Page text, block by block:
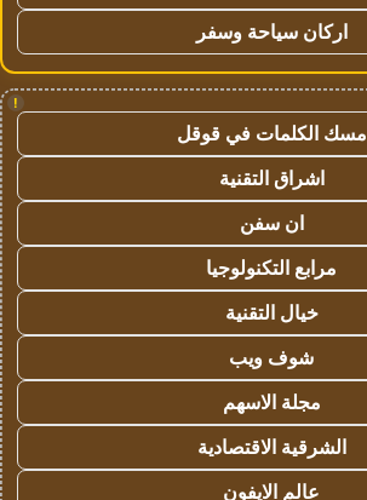
اركان سياحة وسفر
!
مسك الكلمات في قوقل
اشراق التقنية
ان سفن
مرابع التكنولوجيا
خيال التقنية
شوف ويب
مجلة الاسهم
الشرقية الاقتصادية
عالم الايفون